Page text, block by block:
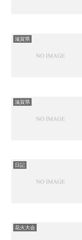
滋賀県
滋賀県
日記
花火大会